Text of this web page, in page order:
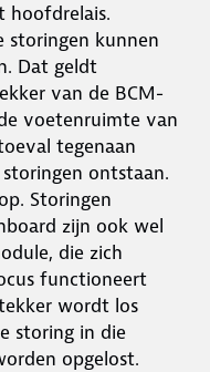
hoofdrelais.
storingen kunnen
Dat geldt
van de BCM-
voetenruimte van
tegenaan
ontstaan.
Storingen
zijn ook wel
die zich
functioneert
wordt los
storing in die
opgelost.